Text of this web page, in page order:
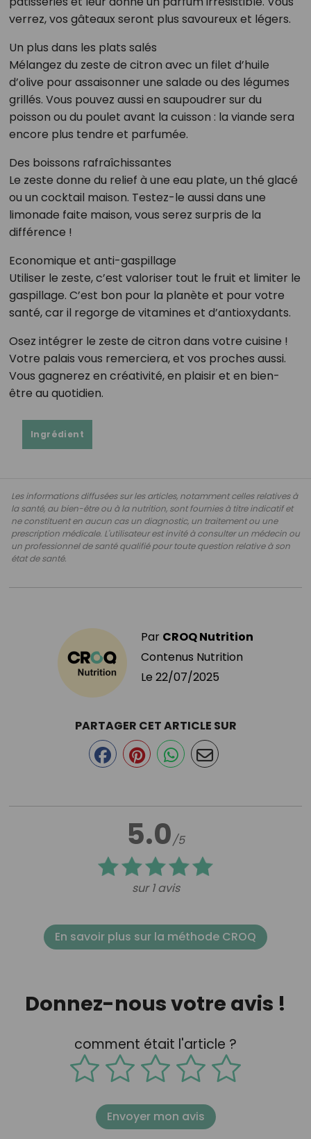
verrez, vos gâteaux seront plus savoureux et légers.
Un plus dans les plats salés
Mélangez du zeste de citron avec un filet d’huile
d’olive pour assaisonner une salade ou des légumes
grillés. Vous pouvez aussi en saupoudrer sur du
poisson ou du poulet avant la cuisson : la viande sera
encore plus tendre et parfumée.
Des boissons rafraîchissantes
Le zeste donne du relief à une eau plate, un thé glacé
ou un cocktail maison. Testez-le aussi dans une
limonade faite maison, vous serez surpris de la
différence !
Economique et anti-gaspillage
Utiliser le zeste, c’est valoriser tout le fruit et limiter le
gaspillage. C’est bon pour la planète et pour votre
santé, car il regorge de vitamines et d’antioxydants.
Osez intégrer le zeste de citron dans votre cuisine !
Votre palais vous remerciera, et vos proches aussi.
Vous gagnerez en créativité, en plaisir et en bien-
être au quotidien.
Ingrédient
Les informations diffusées sur les articles, notamment celles relatives à
la santé, au bien-être ou à la nutrition, sont fournies à titre indicatif et
ne constituent en aucun cas un diagnostic, un traitement ou une
prescription médicale. L'utilisateur est invité à consulter un médecin ou
un professionnel de santé qualifié pour toute question relative à son
état de santé.
Par CROQ Nutrition
Contenus Nutrition
Le 22/07/2025
5.0/5
sur 1 avis
PARTAGER CET ARTICLE SUR
En savoir plus sur la méthode CROQ
Donnez-nous votre avis !
comment était l'article ?
Envoyer mon avis